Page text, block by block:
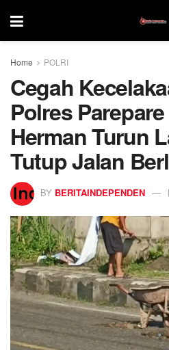
Home POLRI
Cegah
Polres
Herman Turun
Tutup Jalan
BY BERITAINDEPENDEN